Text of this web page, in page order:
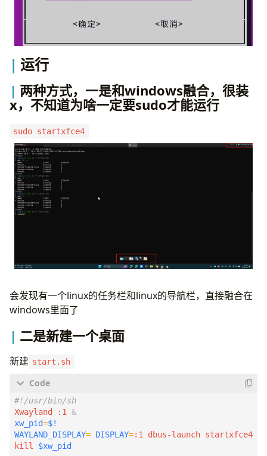
运行
两种方式，一是和windows融合，很装
x，不知道为啥一定要sudo才能运行
sudo startxfce4
会发现有一个linux的任务栏和linux的导航栏，直接融合在
windows里面了
二是新建一个桌面
新建 start.sh
Xwayland :1 &
xw_pid=$!
WAYLAND_DISPLAY= DISPLAY=
kill
$xw_pid